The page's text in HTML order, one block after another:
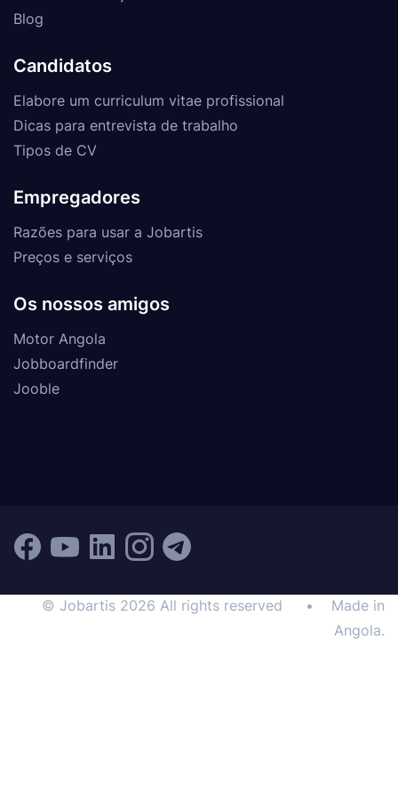
Blog
Candidatos
Elabore um curriculum vitae profissional
Dicas para entrevista de trabalho
Tipos de CV
Empregadores
Razões para usar a Jobartis
Preços e serviços
Os nossos amigos
Motor Angola
Jobboardfinder
Jooble
© Jobartis 2026 All rights reserved •
Made in
Angola.